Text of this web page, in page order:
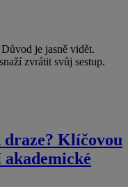
je jasně vidět.
zvrátit svůj sestup.
Klíčovou